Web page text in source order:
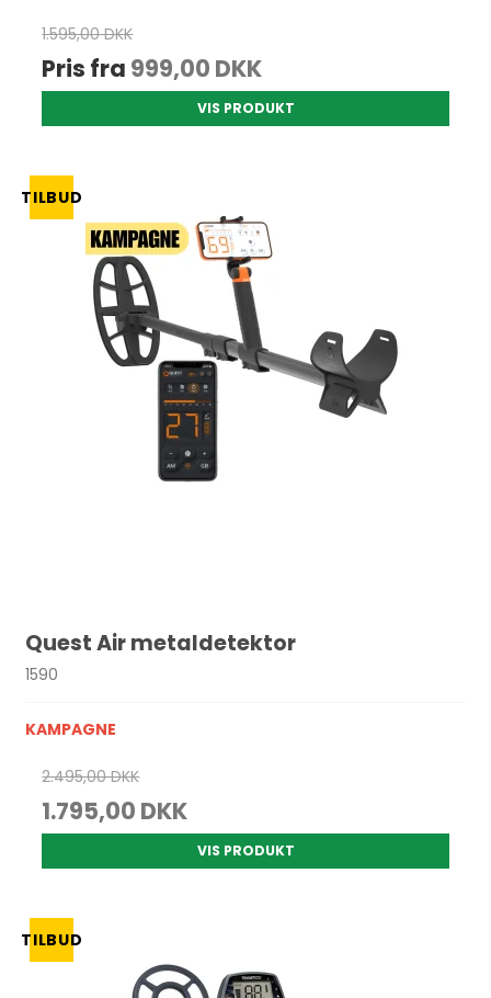
1.595,00 DKK
Pris fra 999,00 DKK
VIS PRODUKT
TILBUD
Quest Air metaldetektor
1590
KAMPAGNE
2.495,00 DKK
1.795,00 DKK
VIS PRODUKT
TILBUD